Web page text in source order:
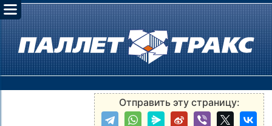
Отправить эту страницу: